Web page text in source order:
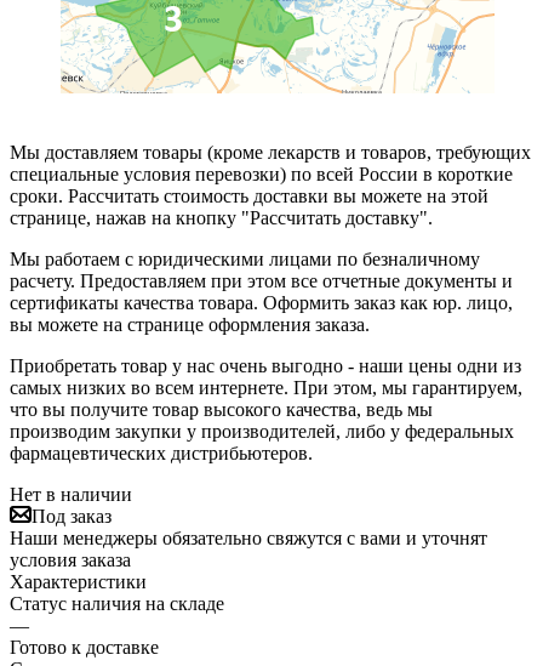
Мы доставляем товары (кроме лекарств и товаров, требующих
специальные условия перевозки) по всей России в короткие
сроки. Рассчитать стоимость доставки вы можете на этой
странице, нажав на кнопку "Рассчитать доставку".
Мы работаем с юридическими лицами по безналичному
расчету. Предоставляем при этом все отчетные документы и
сертификаты качества товара. Оформить заказ как юр. лицо,
вы можете на странице оформления заказа.
Приобретать товар у нас очень выгодно - наши цены одни из
самых низких во всем интернете. При этом, мы гарантируем,
что вы получите товар высокого качества, ведь мы
производим закупки у производителей, либо у федеральных
фармацевтических дистрибьютеров.
Нет в наличии
Под заказ
Наши менеджеры обязательно свяжутся с вами и уточнят
условия заказа
Характеристики
Статус наличия на складе
—
Готово к доставке